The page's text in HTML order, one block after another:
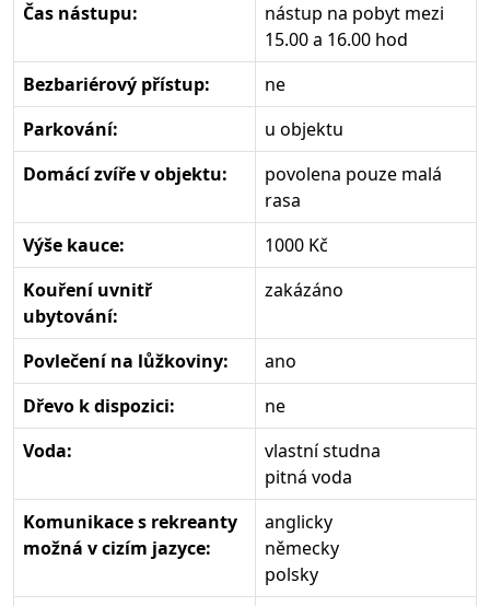
Čas nástupu:
nástup na pobyt mezi
15.00 a 16.00 hod
Bezbariérový přístup:
ne
Parkování:
u objektu
Domácí zvíře v objektu:
povolena pouze malá
rasa
Výše kauce:
1000 Kč
Kouření uvnitř
ubytování:
zakázáno
Povlečení na lůžkoviny:
ano
Dřevo k dispozici:
ne
Voda:
vlastní studna
pitná voda
Komunikace s rekreanty
možná v cizím jazyce:
anglicky
německy
polsky